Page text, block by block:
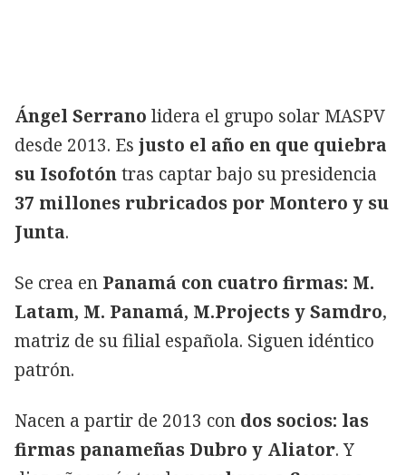
Ángel Serrano lidera el grupo solar MASPV
desde 2013. Es justo el año en que quiebra
su Isofotóntras captar bajo su presidencia
37 millones rubricados por Montero y su
Junta.
Se crea en Panamá con cuatro firmas: M.
Latam, M. Panamá, M.Projects y Samdro,
matriz de su filial española. Siguen idéntico
patrón.
Nacen a partir de 2013 con dos socios: las
firmas panameñas Dubro y Aliator. Y